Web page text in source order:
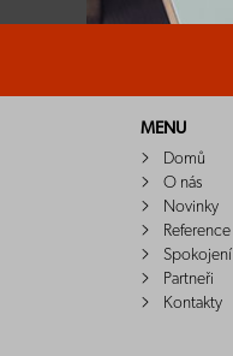
MENU
Domů
O nás
Novinky
Reference
Spokojení
Partneři
Kontakty